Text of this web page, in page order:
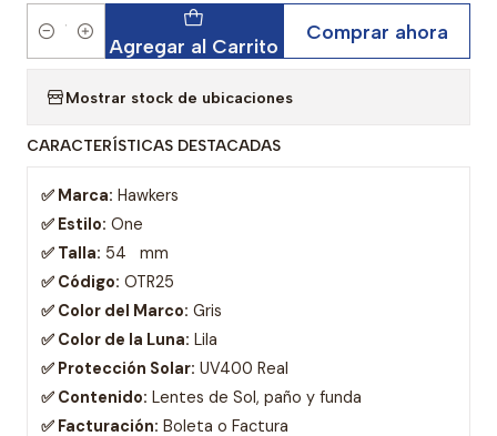
Cantidad Agregar al Carrito
Comprar ahora
Mostrar stock de ubicaciones
CARACTERÍSTICAS DESTACADAS
✅ Marca: Hawkers
✅ Estilo: One
✅ Talla: 54 mm
✅ Código: OTR25
✅ Color del Marco: Gris
✅ Color de la Luna: Lila
✅ Protección Solar: UV400 Real
✅ Contenido: Lentes de Sol, paño y funda
✅ Facturación: Boleta o Factura